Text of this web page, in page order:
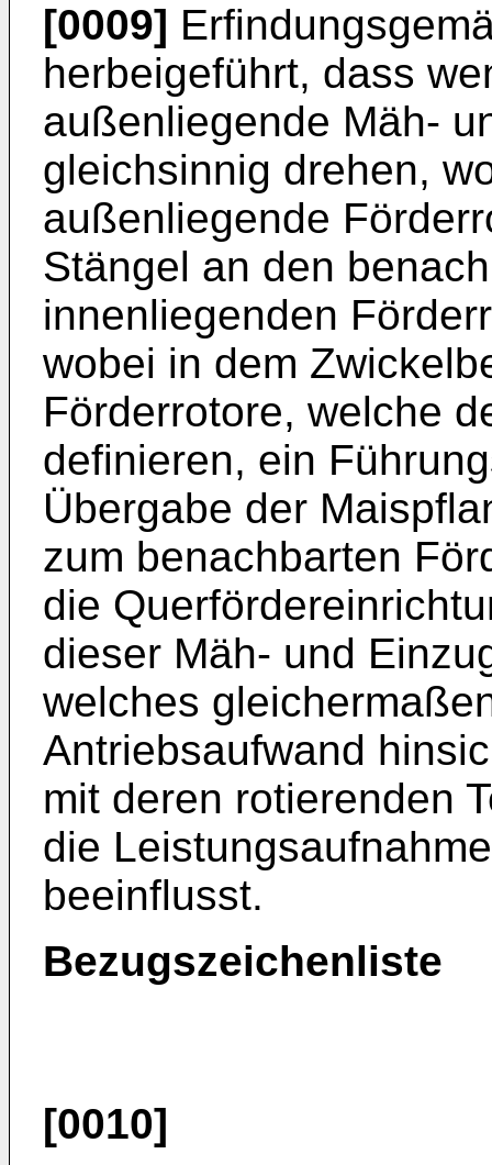
[0009]
herbeigeführt, dass
außenliegende Mäh-
gleichsinnig drehen,
außenliegende
Stängel an den
innenliegenden
wobei in dem
Förderrotore, welche
definieren, ein
Übergabe der
zum benachbarten
die
dieser Mäh- und
welches
Antriebsaufwand
mit deren rotierenden
die
beeinflusst.
Bezugszeichenliste
[0010]